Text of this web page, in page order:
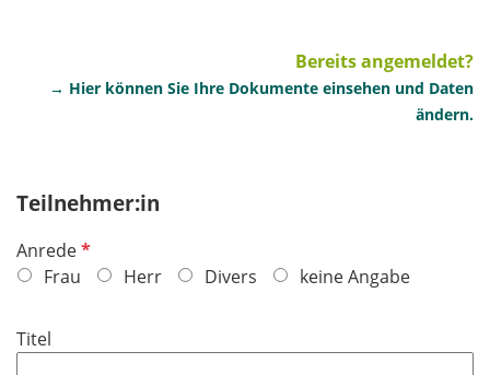
Bereits angemeldet?
→ Hier können Sie Ihre Dokumente einsehen und Daten
ändern.
Teilnehmer:in
AnredeP
f
c
Frau Herr Divers keine Angabe
Titel